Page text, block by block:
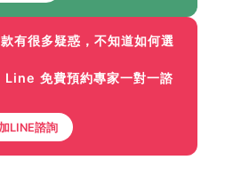
有很多疑惑，不知道如何選
Line 免費預約專家一對一諮
LINE諮詢